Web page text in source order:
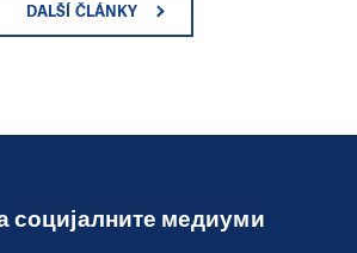
DALŠÍ ČLÁNKY
социјалните медиуми